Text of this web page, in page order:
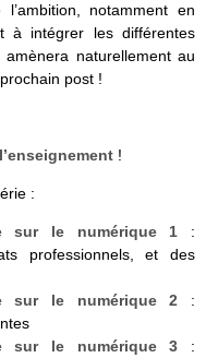
notamment en
à intégrer les différentes
naturellement au
post !
!
:
sur le numérique 1 :
professionnels, et des
sur le numérique 2 :
sur le numérique 3 :